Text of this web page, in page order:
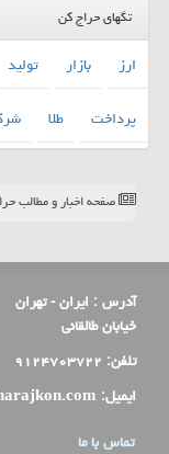
تگهای حراج کن
ارز بازار تولید
پرداخت
طلا
صفحه اخبار و مطالب
آدرس : ایران - تهران
خیابان طالقانی
تلفن: ۹۱۲۴۷۰۳۷۲۲
ایمیل:
تماس با ما